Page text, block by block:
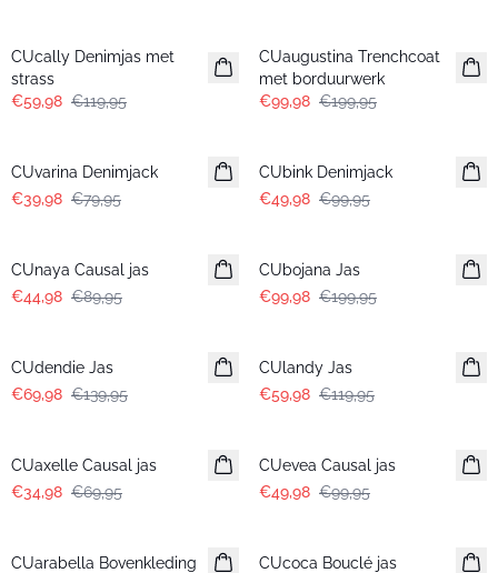
CUcally Denimjas met
strass
€59,98 €119,95
CUaugustina Trenchcoat
met borduurwerk
€99,98 €199,95
CUvarina Denimjack
€39,98 €79,95
CUbink Denimjack
€49,98 €99,95
CUnaya Causal jas
€44,98 €89,95
CUbojana Jas
€99,98 €199,95
CUdendie Jas
€69,98 €139,95
CUlandy Jas
€59,98 €119,95
CUaxelle Causal jas
€34,98 €69,95
CUevea Causal jas
€49,98 €99,95
CUarabella Bovenkleding
CUcoca Bouclé jas